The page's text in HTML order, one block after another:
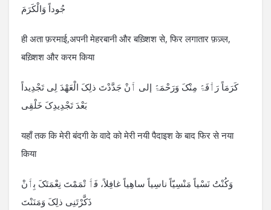
جُوداً وَالْکَرَمَ
ही अता फ़रमाई,अपनी मेहरबानी और बख़्शिश से, फिर लगातार फ़ज़्ल,
बख़्शिश और करम किया
کَرَمَاً رَٲْفَۃً مِنْکَ وَرَحْمَۃً إلی ٲَنْ جَدَّدْتَ ذلِکَ الْعَھْدَ لِی تَجْدِیداً
بَعْدَ تَجْدِیدِکَ خَلْقِی
यहाँ तक कि मेरी बंदगी के वादे को मेरी नयी पैदाइश के बाद फिर से नया
किया
وَکُنْتُ نَسْیاً مَنْسِیّاً ناسِیاً ساھِیاً غافِلاً، فَٲَ تْمَمْتَ نِعْمَتَکَ بِٲَنْ
ذَکَّرْتَنِی ذلِکَ وَمَنَنْتَ